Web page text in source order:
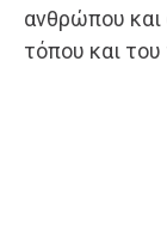
ανθρώπου και
τόπου και του